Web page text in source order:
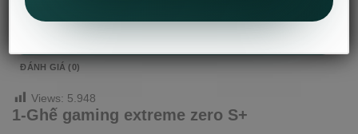
ĐÁNH GIÁ (0)
Views: 5.948
1-Ghế gaming extreme zero S+